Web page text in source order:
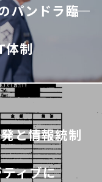
ンドラ――臨
体制
発と情報統制
ィブに